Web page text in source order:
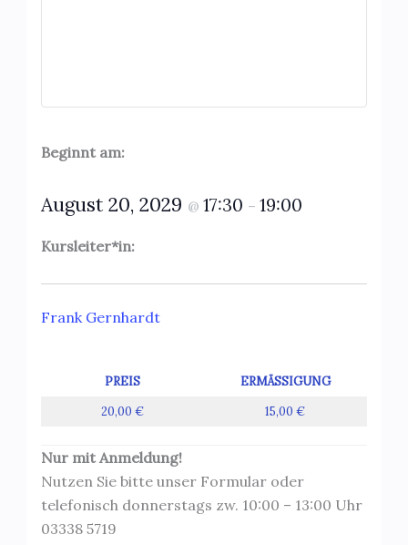
Beginnt am:
August 20, 2029 @ 17:30 – 19:00
Kursleiter*in:
Frank Gernhardt
PREIS
ERMÄSSIGUNG
20,00 €
15,00 €
Nur mit Anmeldung!
Nutzen Sie bitte unser Formular oder
telefonisch donnerstags zw. 10:00 – 13:00 Uhr
03338 5719